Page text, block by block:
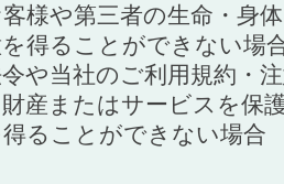
客様や第三者の生命・身
を得ることができない場
令や当社のご利用規約・
産またはサービスを保
ることができない場合